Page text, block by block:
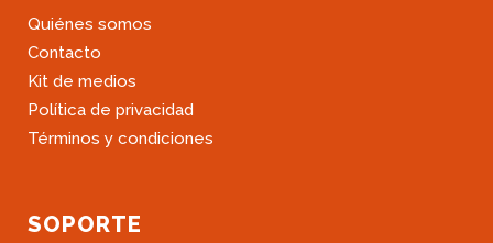
Quiénes somos
Contacto
Kit de medios
Política de privacidad
Términos y condiciones
SOPORTE